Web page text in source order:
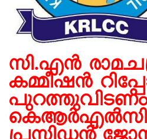
സി.എൻ
കമ്മീഷൻ